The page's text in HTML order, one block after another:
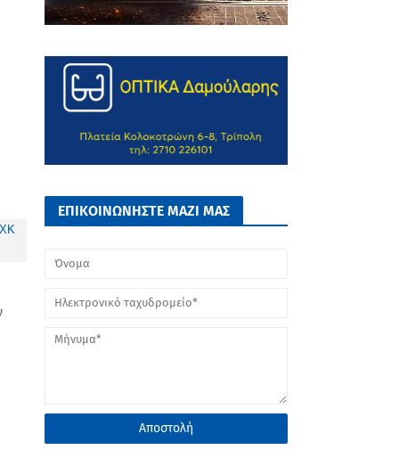
ΕΠΙΚΟΙΝΩΝΗΣΤΕ ΜΑΖΙ ΜΑΣ